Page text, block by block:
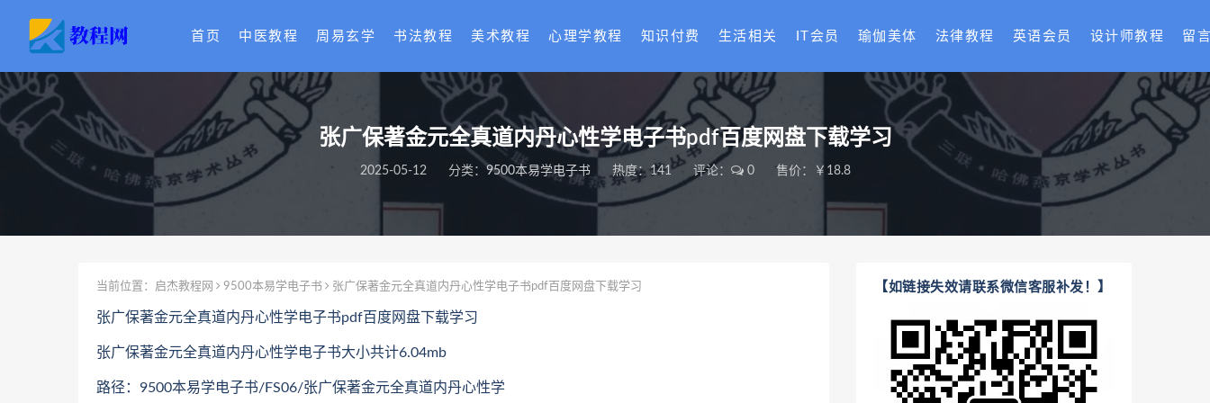
首页 中医教程 周易玄学 书法教程 美术教程 心理学教程 知识付费 生活相关 IT会员 瑜伽美体 法律教程 英语会员 设计师教程 留
张广保著金元全真道内丹心性学电子书pdf百度网盘下载学习
2025-05-12 分类： 9500本易学电子书 热度：141 评论： 0 售价：￥18.8
当前位置： 启杰教程网 9500本易学电子书 张广保著金元全真道内丹心性学电子书pdf百度网盘下载学习
张广保著金元全真道内丹心性学电子书pdf百度网盘下载学习
张广保著金元全真道内丹心性学电子书大小共计6.04mb
路径：9500本易学电子书/FS06/张广保著金元全真道内丹心性学
【如链接失效请联系微信客服补发！】